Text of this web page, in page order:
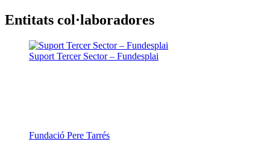
Entitats col·laboradores
Suport Tercer Sector – Fundesplai
Fundació Pere Tarrés